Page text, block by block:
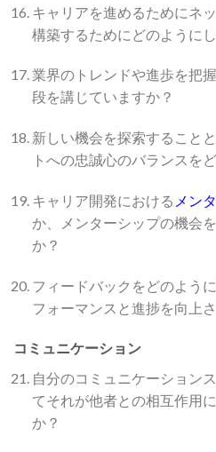
キャリアを進めるためにネ
構築するためにどのように
業界のトレンドや進歩を把
段を講じていますか？
新しい機会を探索すること
トへの忠誠心のバランスを
キャリア開発における メン
か、メンターシップの機会
か？
フィードバックをどのよう
フォーマンスと進捗を向上
コミュニケーション
自分のコミュニケーション
てそれが他者との相互作用
か？